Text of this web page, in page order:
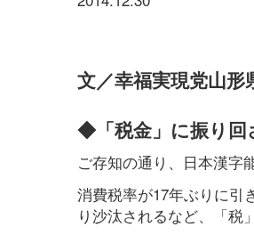
文／幸福実現党山
◆「税金」に振り回
ご存知の通り、日本漢字
消費税率が17年ぶりに引
り沙汰されるなど、「税